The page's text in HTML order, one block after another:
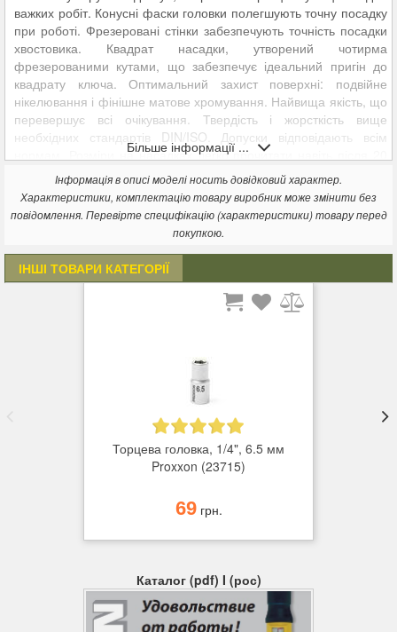
важких робіт. Конусні фаски головки полегшують точну посадку
при роботі. Фрезеровані стінки забезпечують точність посадки
хвостовика. Квадрат насадки, утворений чотирма
фрезерованими кутами, що забезпечує ідеальний пригін до
квадрату ключа. Оптимальний захист поверхні: подвійне
нікелювання і фінішне матове хромування. Найвища якість, що
перевершує всі очікування. Твердість і жорсткість вище
необхідних стандартів DIN/ISO. Допуски відповідають всім
нормам. Розміри на насадках легко прочитати навіть після 20
років! Рушійне зусилля при закручуванні передається на межі
гайки або болта, а не на кути. Це дає можливість великої сили
затягування при тому, що кути гайки або болта залишаються
непошкодженими.
Більше інформації ...
Інформація в описі моделі носить довідковий характер.
Характеристики, комплектацію товару виробник може змінити без
повідомлення. Перевірте специфікацію (характеристики) товару перед
покупкою.
ІНШІ ТОВАРИ КАТЕГОРІЇ
Торцева головка, 1/4", 6.5 мм
Proxxon (23715)
69грн.
Каталог (pdf) I (рос)